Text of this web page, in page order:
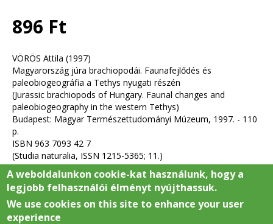
896 Ft
VÖRÖS Attila (1997)
Magyarország júra brachiopodái. Faunafejlődés és
paleobiogeográfia a Tethys nyugati részén
(Jurassic brachiopods of Hungary. Faunal changes and
paleobiogeography in the western Tethys)
Budapest: Magyar Természettudományi Múzeum, 1997. - 110
p.
ISBN 963 7093 42 7
(Studia naturalia, ISSN 1215-5365; 11.)
(in Hungarian with a short English summary)
A weboldalunkon cookie-kat használunk, hogy a
legjobb felhasználói élményt nyújthassuk.
We use cookies on this site to enhance your user
experience